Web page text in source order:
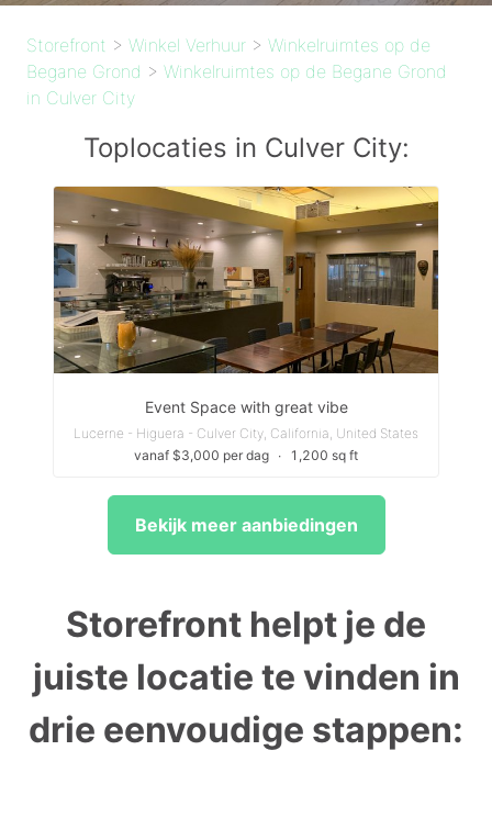
Storefront > Winkel Verhuur > Winkelruimtes op de
Begane Grond > Winkelruimtes op de Begane Grond
in Culver City
Toplocaties in Culver City:
Event Space with great vibe
Lucerne - Higuera - Culver City, California, United States
vanaf $3,000 per dag ∙ 1,200 sq ft
Bekijk meer aanbiedingen
Storefront helpt je de
juiste locatie te vinden in
drie eenvoudige stappen: